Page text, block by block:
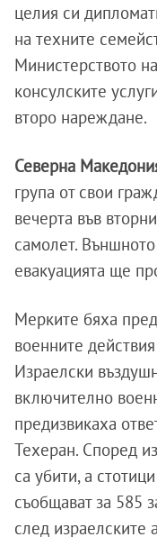
целия си
на техните
Министерството
консулските
второ нареждане.
Северна
група от свои
вечерта във
самолет.
евакуацията ще
Мерките бяха
военните
Израелски
включително
предизвикаха
Техеран. Според
са убити, а
съобщават за 585
след израелските